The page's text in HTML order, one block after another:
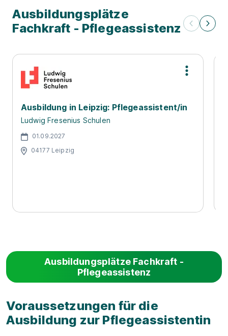
Ausbildungsplätze
Fachkraft - Pflegeassistenz
Ausbildung in Leipzig: Pflegeassistent/in
Ludwig Fresenius Schulen
01.09.2027
04177 Leipzig
Ausbildungsplätze Fachkraft -
Pflegeassistenz
Voraussetzungen für die
Ausbildung zur Pflegeassistentin